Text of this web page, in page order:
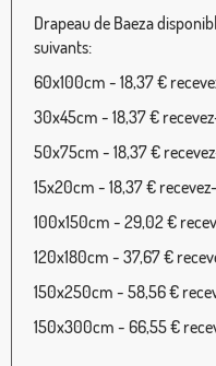
Drapeau de Baeza
suivants:
60x100cm - 18,37 €
30x45cm - 18,37 €
50x75cm - 18,37 €
15x20cm - 18,37 €
100x150cm - 29,02 €
120x180cm - 37,67 €
150x250cm - 58,56 €
150x300cm - 66,55 €